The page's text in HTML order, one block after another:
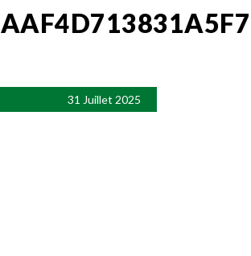
31 Juillet 2025